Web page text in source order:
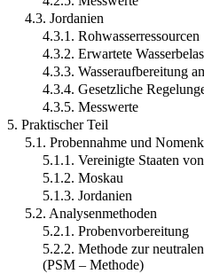
4.3. Jordanien
4.3.1. Rohwasserressourcen
4.3.2. Erwartete
4.3.3. Wasseraufbereitung
4.3.4. Gesetzliche
4.3.5. Messwerte
5. Praktischer Teil
5.1. Probennahme und
5.1.1. Vereinigte Staaten
5.1.2. Moskau
5.1.3. Jordanien
5.2. Analysenmethoden
5.2.1. Probenvorbereitung
5.2.2. Methode zur
(PSM – Methode)